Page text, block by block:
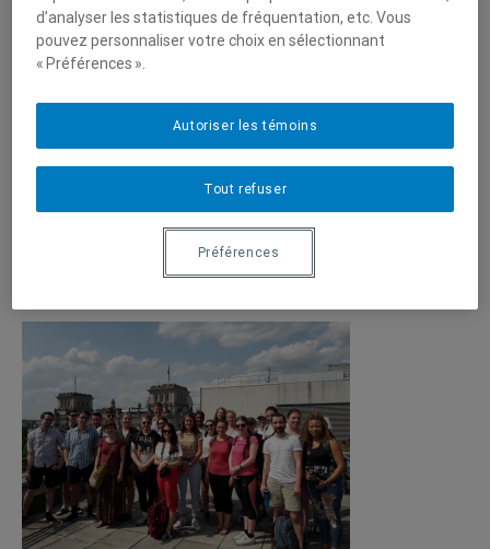
LIRE LA SUITE
Les étudiant.e.s de l’école d’été à Berlin présentent leur
productions et réflexions sur l’Allemagne, les 30 ans de la
d’analyser les statistiques de fréquentation, etc. Vous
pouvez personnaliser votre choix en sélectionnant
« Préférences ».
Tout refuser
Autoriser les témoins
Préférences